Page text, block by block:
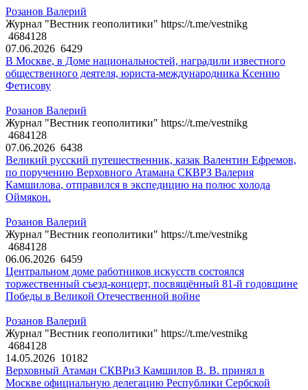
Розанов Валерий
Журнал "Вестник геополитики" https://t.me/vestnikg
4684128
07.06.2026 6429
В Москве, в Доме национальностей, наградили известного
общественного деятеля, юриста-международника Ксению
Фетисову
Розанов Валерий
Журнал "Вестник геополитики" https://t.me/vestnikg
4684128
07.06.2026 6438
Великий русский путешественник, казак Валентин Ефремов,
по поручению Верховного Атамана СКВРЗ Валерия
Камшилова, отправился в экспедицию на полюс холода
Оймякон.
Розанов Валерий
Журнал "Вестник геополитики" https://t.me/vestnikg
4684128
06.06.2026 6459
Центральном доме работников искусств состоялся
торжественный съезд-концерт, посвящённый 81-й годовщине
Победы в Великой Отечественной войне
Розанов Валерий
Журнал "Вестник геополитики" https://t.me/vestnikg
4684128
14.05.2026 10182
Верховный Атаман СКВРиЗ Камшилов В. В. принял в
Москве официальную делегацию Республики Сербской